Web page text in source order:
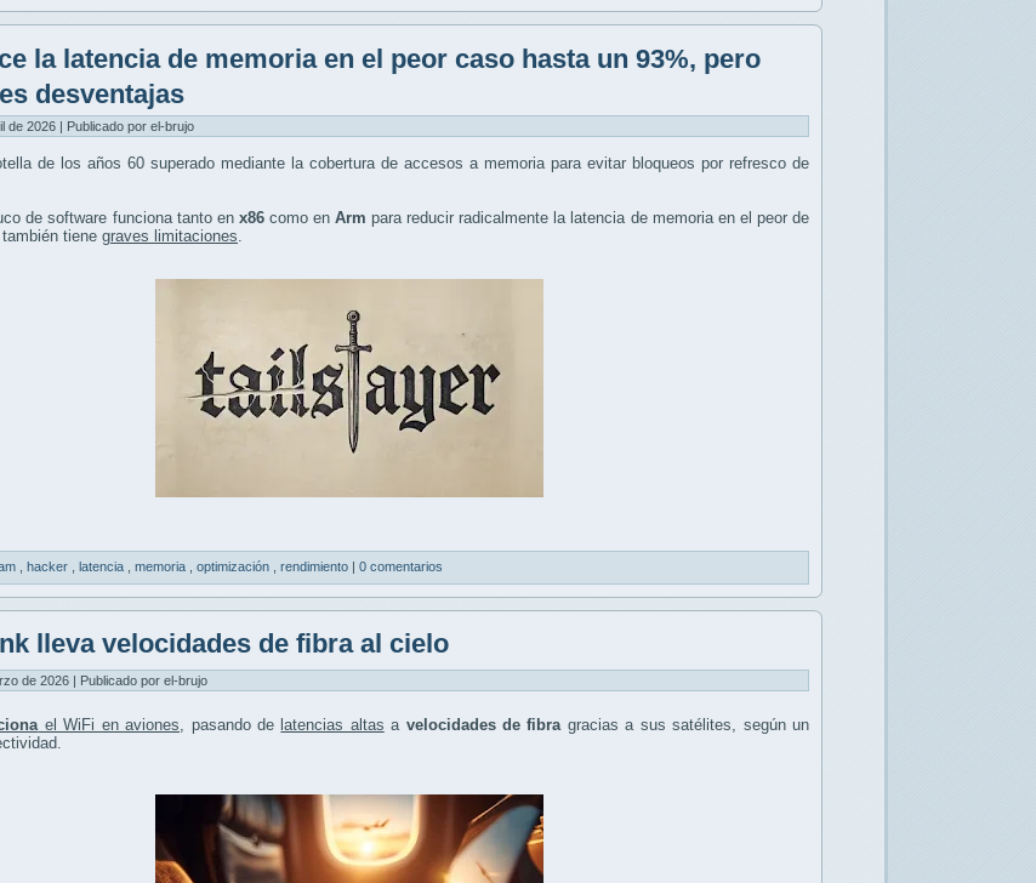
la latencia de memoria en el peor caso hasta un 93%, pero
desventajas
de 2026 | Publicado por el-brujo
de los años 60 superado mediante la cobertura de accesos a memoria para evitar bloqueos por refresco de
de software funciona tanto en x86como enArm para reducir radicalmente la latencia de memoria en el peor de
tiene graves limitaciones.
hacker latencia memoria optimización rendimiento | 0 comentarios
lleva velocidades de fibra al cielo
de 2026 | Publicado por el-brujo
el WiFi en aviones, pasando de latencias altas a velocidades de fibragracias a sus satélites, según un